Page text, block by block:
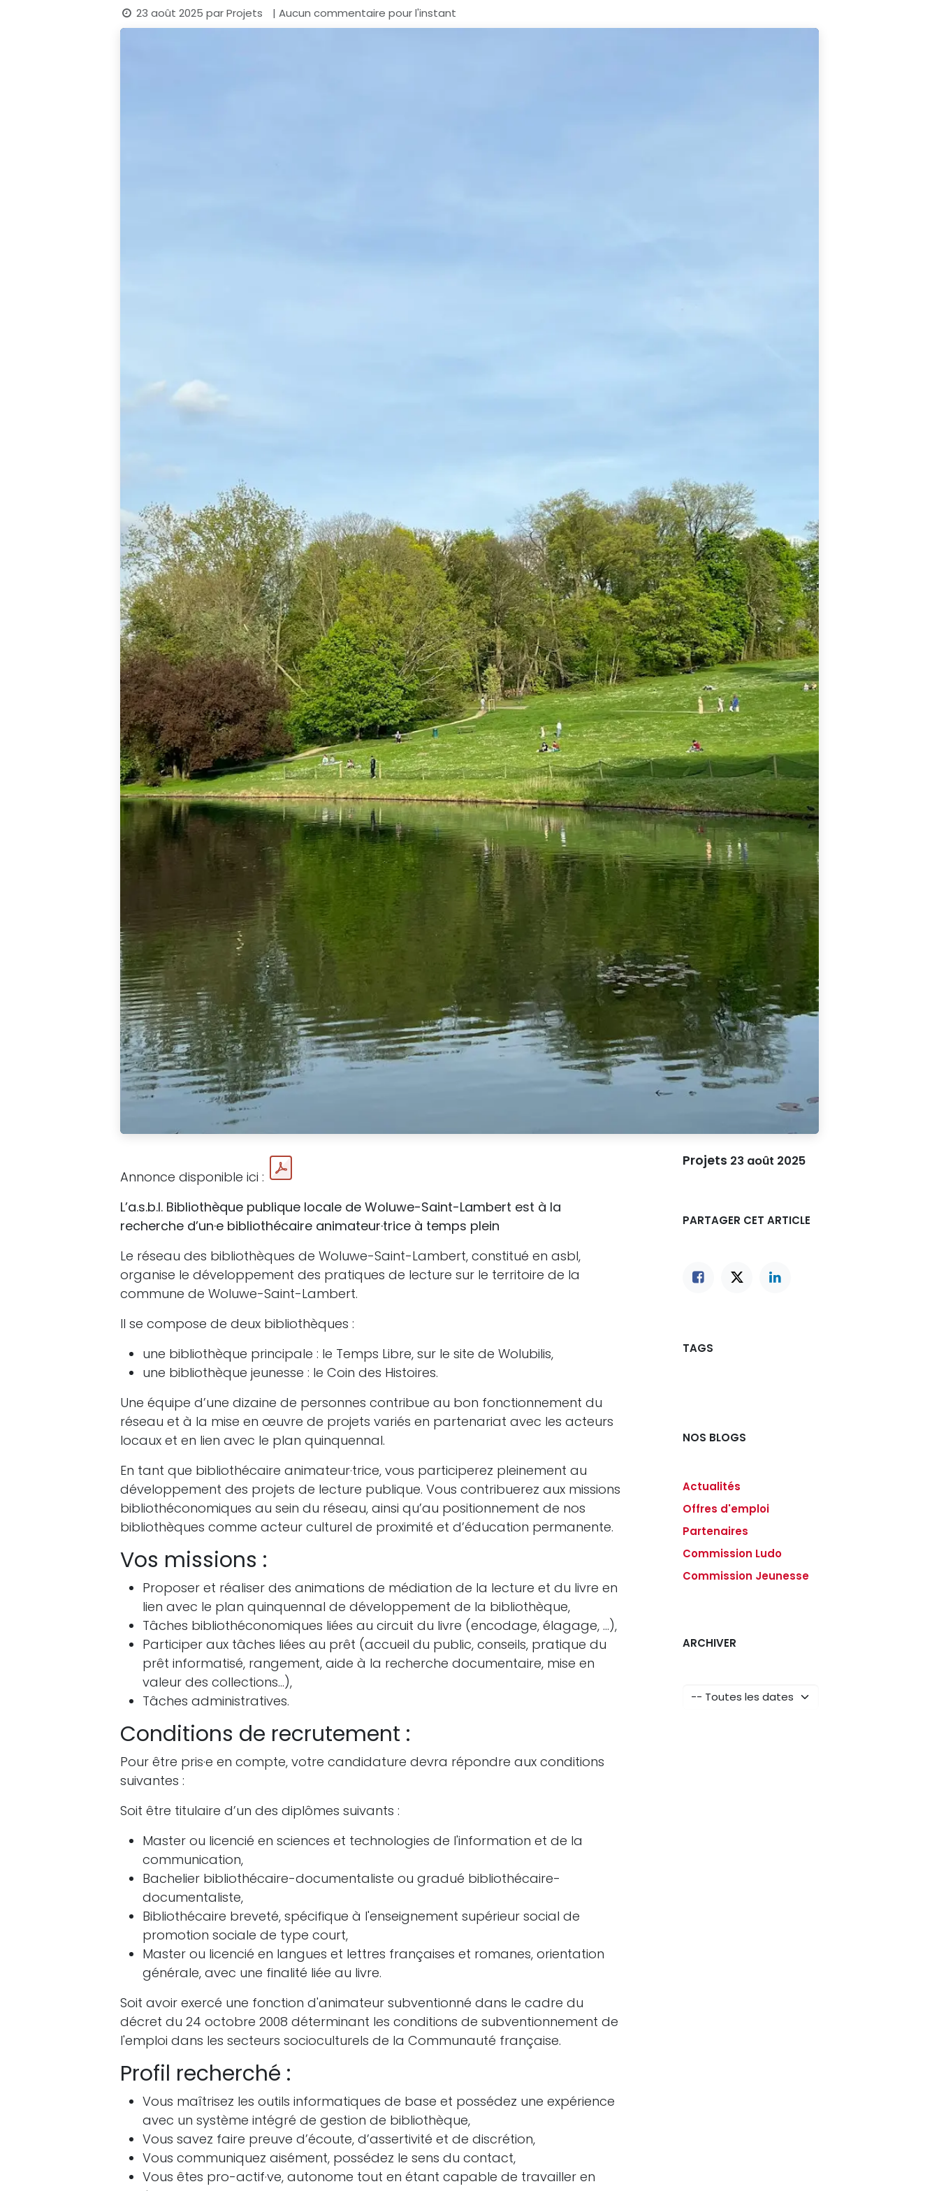
23 août 2025 parProjets | Aucun commentaire pour l'instant
Annonce disponible ici :
L’a.s.b.l. Bibliothèque publique locale de Woluwe-Saint-Lambert est à la
recherche d’un·e bibliothécaire animateur·trice à temps plein
Le réseau des bibliothèques de Woluwe-Saint-Lambert, constitué en asbl,
organise le développement des pratiques de lecture sur le territoire de la
commune de Woluwe-Saint-Lambert.
Il se compose de deux bibliothèques :
une bibliothèque principale : le Temps Libre, sur le site de Wolubilis,
une bibliothèque jeunesse : le Coin des Histoires.
Une équipe d’une dizaine de personnes contribue au bon fonctionnement du
réseau et à la mise en œuvre de projets variés en partenariat avec les acteurs
locaux et en lien avec le plan quinquennal.
En tant que bibliothécaire animateur·trice, vous participerez pleinement au
développement des projets de lecture publique. Vous contribuerez aux missions
bibliothéconomiques au sein du réseau, ainsi qu’au positionnement de nos
bibliothèques comme acteur culturel de proximité et d’éducation permanente.
Vos missions :
Proposer et réaliser des animations de médiation de la lecture et du livre en
lien avec le plan quinquennal de développement de la bibliothèque,
Tâches bibliothéconomiques liées au circuit du livre (encodage, élagage, …),
Participer aux tâches liées au prêt (accueil du public, conseils, pratique du
prêt informatisé, rangement, aide à la recherche documentaire, mise en
valeur des collections…),
Tâches administratives.
Conditions de recrutement :
Pour être pris·e en compte, votre candidature devra répondre aux conditions
suivantes :
Soit être titulaire d’un des diplômes suivants :
Master ou licencié en sciences et technologies de l'information et de la
communication,
Bachelier bibliothécaire-documentaliste ou gradué bibliothécaire-
documentaliste,
Bibliothécaire breveté, spécifique à l'enseignement supérieur social de
promotion sociale de type court,
Master ou licencié en langues et lettres françaises et romanes, orientation
générale, avec une finalité liée au livre.
Soit avoir exercé une fonction d'animateur subventionné dans le cadre du
décret du 24 octobre 2008 déterminant les conditions de subventionnement de
l'emploi dans les secteurs socioculturels de la Communauté française.
Profil recherché :
Vous maîtrisez les outils informatiques de base et possédez une expérience
avec un système intégré de gestion de bibliothèque,
Vous savez faire preuve d’écoute, d’assertivité et de discrétion,
Vous communiquez aisément, possédez le sens du contact,
Vous êtes pro-actif·ve, autonome tout en étant capable de travailler en
Projets 23 août 2025
PARTAGER CET ARTICLE
TAGS
NOS BLOGS
Actualités
Offres d'emploi
Partenaires
Commission Ludo
Commission Jeunesse
ARCHIVER